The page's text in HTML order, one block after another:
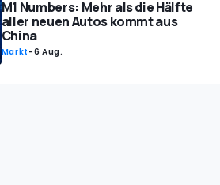
M1 Numbers: Mehr als die Hälfte
aller neuen Autos kommt aus
China
Markt -6 Aug.